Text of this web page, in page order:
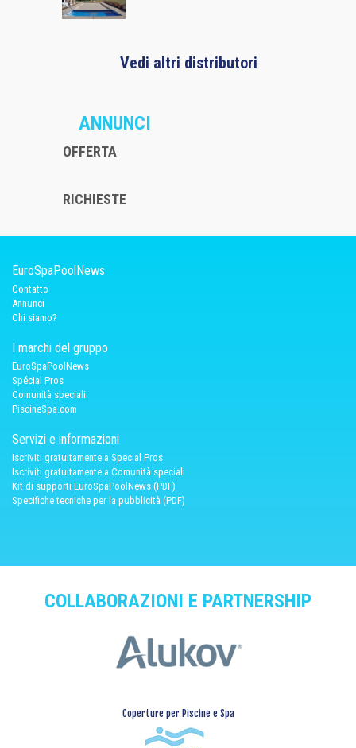
Vedi altri distributori
ANNUNCI
OFFERTA
RICHIESTE
EuroSpaPoolNews
Contatto
Annunci
Chi siamo?
I marchi del gruppo
EuroSpaPoolNews
Spécial Pros
Comunità speciali
PiscineSpa.com
Servizi e informazioni
Iscriviti gratuitamente a Special Pros
Iscriviti gratuitamente a Comunità speciali
Kit di supporti EuroSpaPoolNews (PDF)
Specifiche tecniche per la pubblicità (PDF)
COLLABORAZIONI E PARTNERSHIP
Coperture per Piscine e Spa